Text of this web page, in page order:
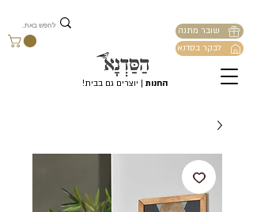
החנות | יוצרים גם בבית!
שובר מתנה
לבקר בסדנא